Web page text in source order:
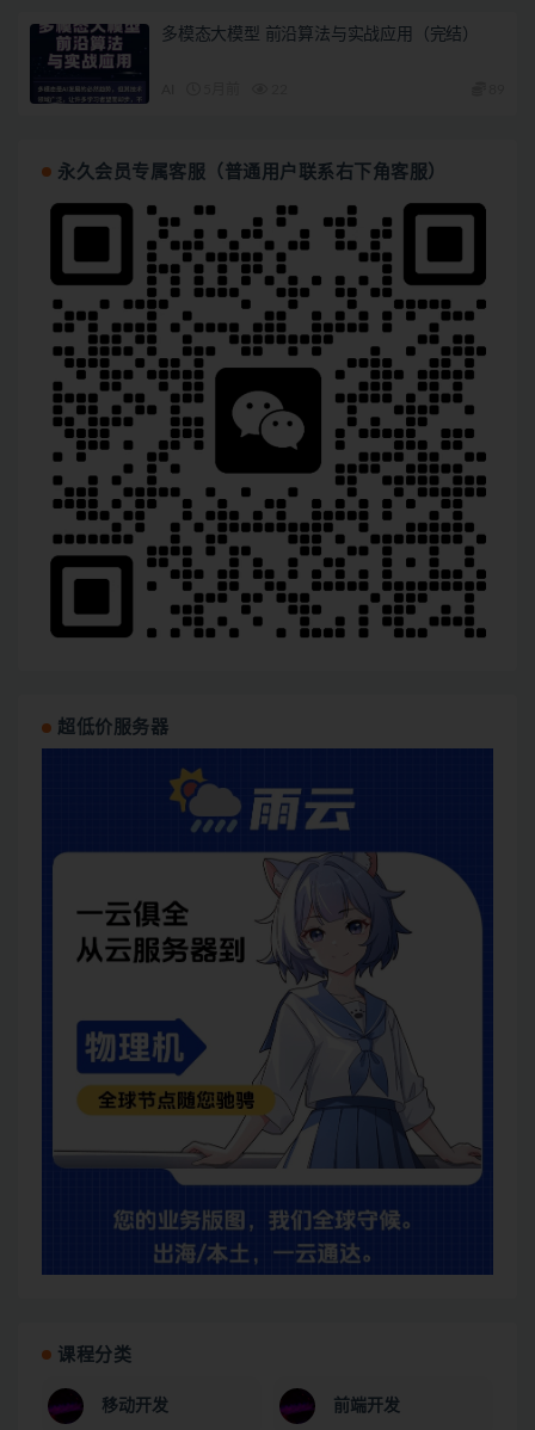
多模态大模型 前沿算法与实战应用（完结）
永久会员专属客服（普通用户联系右下角客服）
超低价服务器
课程分类
移动开发 前端开发